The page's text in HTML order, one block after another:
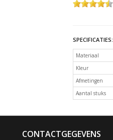
SPECIFICATIES:
Materiaal
Kleur
Afmetingen
Aantal stuks
CONTACTGEGEVENS